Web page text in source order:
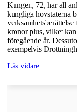
Kungen, 72, har all
kungliga hovstaterna
kronor plus, vilket
föregående år.
exempelvis
Läs vidare